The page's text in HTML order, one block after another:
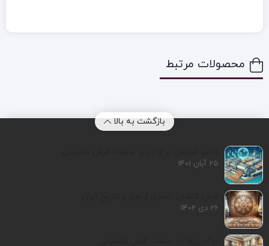
محصولات مرتبط
بازگشت به بالا
25 آبان 1401
26 دی 1402